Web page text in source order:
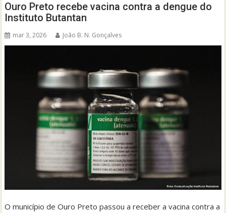
Ouro Preto recebe vacina contra a dengue do
Instituto Butantan
mar 3, 2026 João B. N. Gonçalves
O município de Ouro Preto passou a receber a vacina contra a